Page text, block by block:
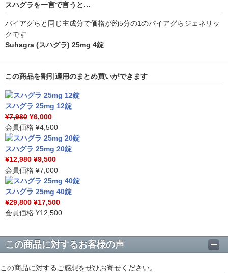
スハグラを一言で言うと…
バイアグらと同じ主成分で価格が約5分の1のバイアグらジェネリッ
クです
Suhagra (スハグラ) 25mg 4錠
この商品を割引適用のまとめ買いができます
スハグラ 25mg 12錠
¥7,980 ¥6,000
会員価格 ¥4,500
スハグラ 25mg 20錠
¥12,980 ¥9,500
会員価格 ¥7,000
スハグラ 25mg 40錠
¥29,800 ¥17,500
会員価格 ¥12,500
この商品に対するお客様の声
この商品に対するご感想をぜひお寄せください。